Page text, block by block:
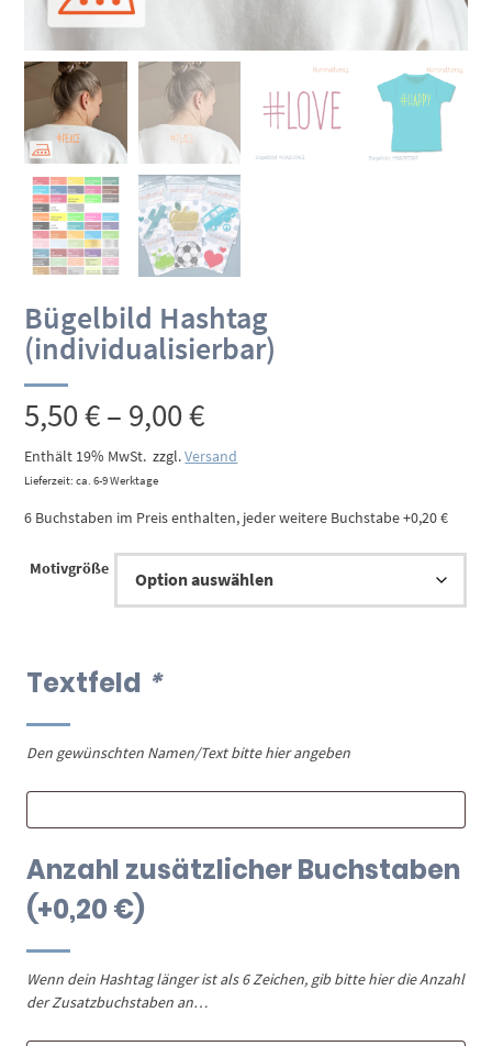
Bügelbild Hashtag
(individualisierbar)
5,50€– 9,00€Preisspanne:
5,50 €
bis
9,00 €
Enthält 19% MwSt. zzgl.Versand
Lieferzeit: ca. 6-9 Werktage
6 Buchstaben im Preis enthalten, jeder weitere Buchstabe +0,20 €
Motivgröße
Textfeld *
Den gewünschten Namen/Text bitte hier angeben
Anzahl zusätzlicher Buchstaben
(+0,20 €)
Wenn dein Hashtag länger ist als 6 Zeichen, gib bitte hier die Anzahl
der Zusatzbuchstaben an…